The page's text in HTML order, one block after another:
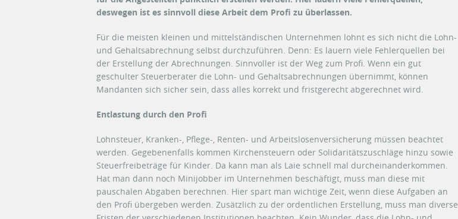
deswegen ist es sinnvoll diese Arbeit dem Profi zu überlassen.
Für die meisten kleinen und mittelständischen Unternehmen lohnt es sich nicht die Lohn-
und Gehaltsabrechnung selbst durchzuführen. Denn: Es lauern viele Fehlerquellen bei
der Erstellung der Abrechnungen. Sinnvoller ist der Weg zum Profi. Wenn ein gut
geschulter Steuerberater die Lohn- und Gehaltsabrechnungen übernimmt, können
Mandanten sich sicher sein, dass alles korrekt und fristgerecht abgerechnet wird.
Entlastung durch den Profi
Lohnsteuer, Kranken-, Pflege-, Renten- und Arbeitslosenversicherung müssen beachtet
werden. Gegebenenfalls kommen Kirchensteuern oder Solidaritätszuschläge hinzu sowie
Steuerfreibeträge für Kinder. Da kann man als Laie schnell mal durcheinanderkommen.
Hat man dann noch Minijobber im Unternehmen beschäftigt, muss man diese mit
pauschalen Abgaben berechnen. Hier spart man wichtige Zeit, wenn diese Aufgaben an
den Profi übergeben werden. Zusätzlich zu der ordentlichen Erstellung, muss man diverse